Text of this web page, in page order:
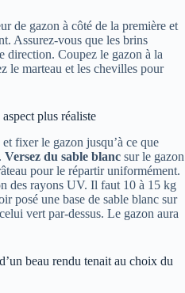
de gazon à côté de la première et
Assurez-vous que les brins
direction. Coupez le gazon à la
le marteau et les chevilles pour
plus réaliste
fixer le gazon jusqu’à ce que
Versez du sable blanc sur le gazon
pour le répartir uniformément.
des rayons UV. Il faut 10 à 15 kg
posé une base de sable blanc sur
vert par-dessus. Le gazon aura
beau rendu tenait au choix du